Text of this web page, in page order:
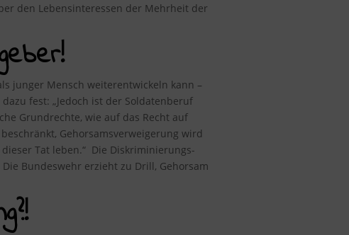
den Lebensinteressen der Mehrheit der
junger Mensch weiterentwickeln kann –
fest: „Jedoch ist der Soldatenberuf
Grundrechte, wie auf das Recht auf
Gehorsamsverweigerung wird
Tat leben.“ Die Diskriminierungs-
Bundeswehr erzieht zu Drill, Gehorsam